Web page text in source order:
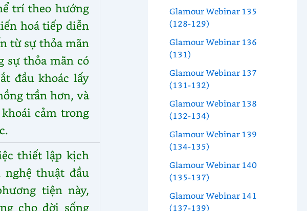
trí theo hướng
hoá tiếp diễn
từ sự thỏa mãn
sự thỏa mãn có
đầu khoác lấy
trần hơn, và
cảm trong
thiết lập kịch
thuật đầu
tiện này,
cho đời sống
Glamour Webinar 135
(128-129)
Glamour Webinar 136
(131)
Glamour Webinar 137
(131-132)
Glamour Webinar 138
(132-134)
Glamour Webinar 139
(134-135)
Glamour Webinar 140
(135-137)
Glamour Webinar 141
(137-139)